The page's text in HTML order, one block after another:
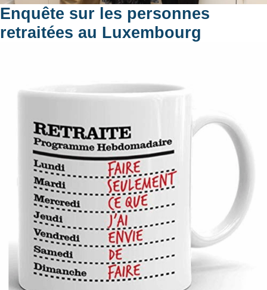
Enquête sur les personnes
retraitées au Luxembourg